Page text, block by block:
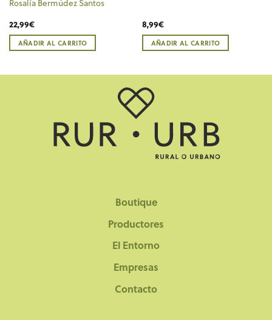
Rosalía Bermúdez Santos
22,99€
AÑADIR AL CARRITO
8,99€
AÑADIR AL CARRITO
Boutique
Productores
El Entorno
Empresas
Contacto